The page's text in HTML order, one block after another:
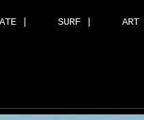
| SURF |